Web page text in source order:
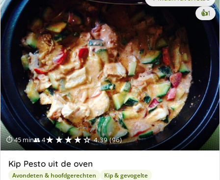
⏱ 45 min👥 4★★★★☆ 4.39 (96)
👍1
Kip Pesto uit de oven
Avondeten & hoofdgerechten Kip & gevogelte